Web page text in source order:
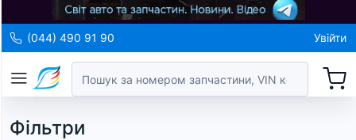
(044) 490 91 90 Увійти
Фільтри